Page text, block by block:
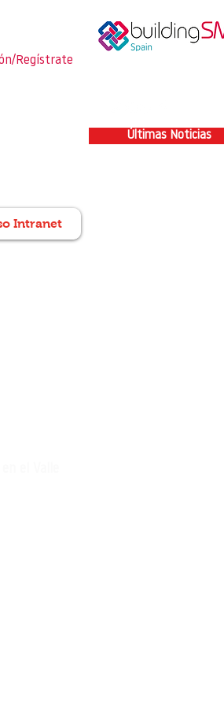
Regístrate
Últimas Noticias
Intranet